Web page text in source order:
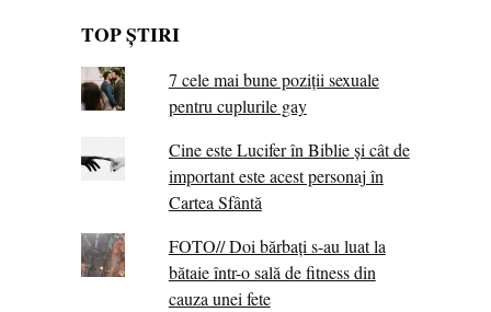
TOP ȘTIRI
7 cele mai bune poziții sexuale
pentru cuplurile gay
Cine este Lucifer în Biblie și cât de
important este acest personaj în
Cartea Sfântă
FOTO// Doi bărbați s-au luat la
bătaie într-o sală de fitness din
cauza unei fete